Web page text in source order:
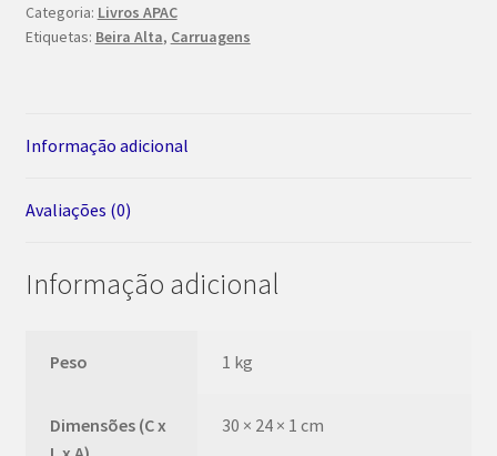
Alta
Categoria: Livros APAC
Etiquetas: Beira Alta, Carruagens
Informação adicional
Avaliações (0)
Informação adicional
Peso 1 kg
Dimensões (C x
30 × 24 × 1 cm